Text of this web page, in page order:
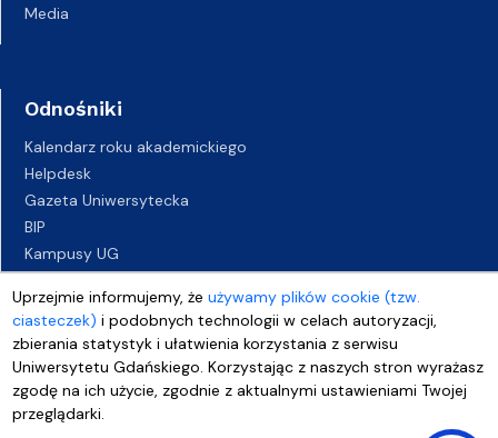
Uprzejmie informujemy, żeużywamy plików cookie (tzw.
ciasteczek) i podobnych technologii w celach autoryzacji,
zbierania statystyk i ułatwienia korzystania z serwisu
Uniwersytetu Gdańskiego. Korzystając z naszych stron wyrażasz
zgodę na ich użycie, zgodnie z aktualnymi ustawieniami Twojej
przeglądarki.
Media
Odnośniki
Kalendarz roku akademickiego
Helpdesk
Gazeta Uniwersytecka
BIP
Kampusy UG
Biuro Karier UG
Oferty pracy
Deklaracja dostępności